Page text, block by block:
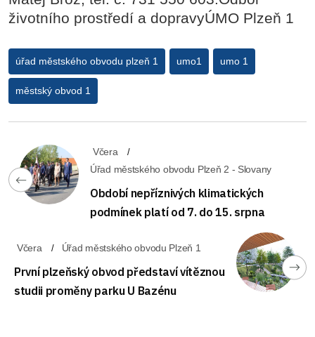
životního prostředí a dopravyÚMO Plzeň 1
úřad městského obvodu plzeň 1 umo1 umo 1
městský obvod 1
Včera
Úřad městského obvodu Plzeň 2 - Slovany
Období nepříznivých klimatických
podmínek platí od 7. do 15. srpna
Včera Úřad městského obvodu Plzeň 1
První plzeňský obvod představí vítěznou
studii proměny parku U Bazénu